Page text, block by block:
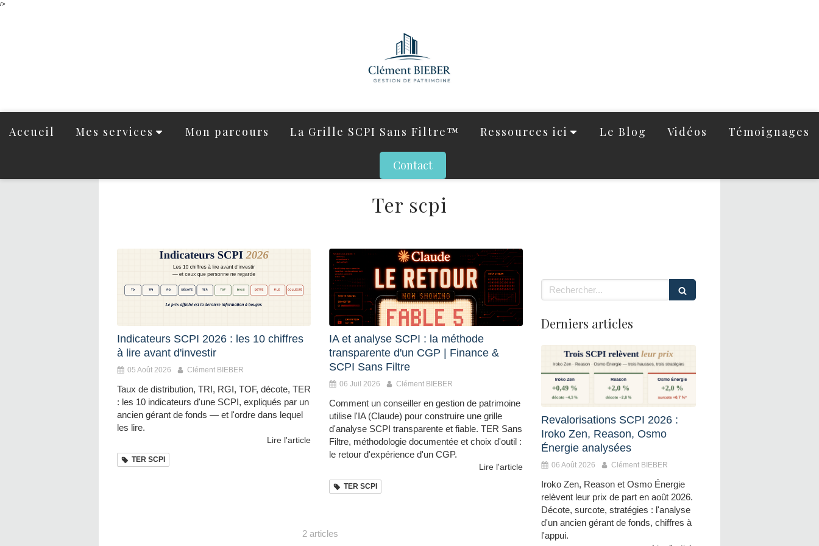
/>
Accueil Mes services Mon parcours La Grille SCPI Sans Filtre™ Ressources ici Le Blog Vidéos Témoignages
Contact
Ter scpi
Indicateurs SCPI 2026 : les 10 chiffres
à lire avant d'investir
05 Août 2026 Clément BIEBER
Taux de distribution, TRI, RGI, TOF, décote, TER
: les 10 indicateurs d'une SCPI, expliqués par un
ancien gérant de fonds — et l'ordre dans lequel
les lire.
Lire l'article
TER SCPI
IA et analyse SCPI : la méthode
transparente d'un CGP | Finance &
SCPI Sans Filtre
06 Juil 2026 Clément BIEBER
Comment un conseiller en gestion de patrimoine
utilise l'IA (Claude) pour construire une grille
d'analyse SCPI transparente et fiable. TER Sans
Filtre, méthodologie documentée et choix d'outil :
le retour d'expérience d'un CGP.
Lire l'article
TER SCPI
2 articles
Rechercher
Derniers articles
Revalorisations SCPI 2026 :
Iroko Zen, Reason, Osmo
Énergie analysées
06 Août 2026 Clément BIEBER
Iroko Zen, Reason et Osmo Énergie
relèvent leur prix de part en août 2026.
Décote, surcote, stratégies : l'analyse
d'un ancien gérant de fonds, chiffres à
l'appui.